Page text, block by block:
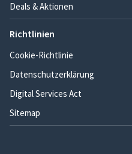
Deals & Aktionen
Richtlinien
Cookie-Richtlinie
Datenschutzerklärung
Digital Services Act
Sitemap